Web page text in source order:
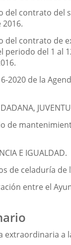
del contrato del
contrato de
del 1 al
2020 de la
de
E IGUALDAD.
de celaduría
entre el
a